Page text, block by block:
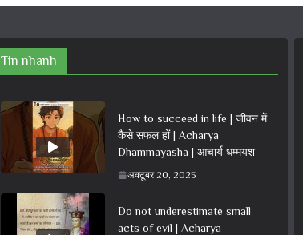
Tin nhanh
How to succeed in life | जीवन में
कैसे सफल हों | Acharya
Dhammayasha | आचार्य धम्मयश
अक्टूबर 20, 2025
Do not underestimate small
acts of evil | Acharya